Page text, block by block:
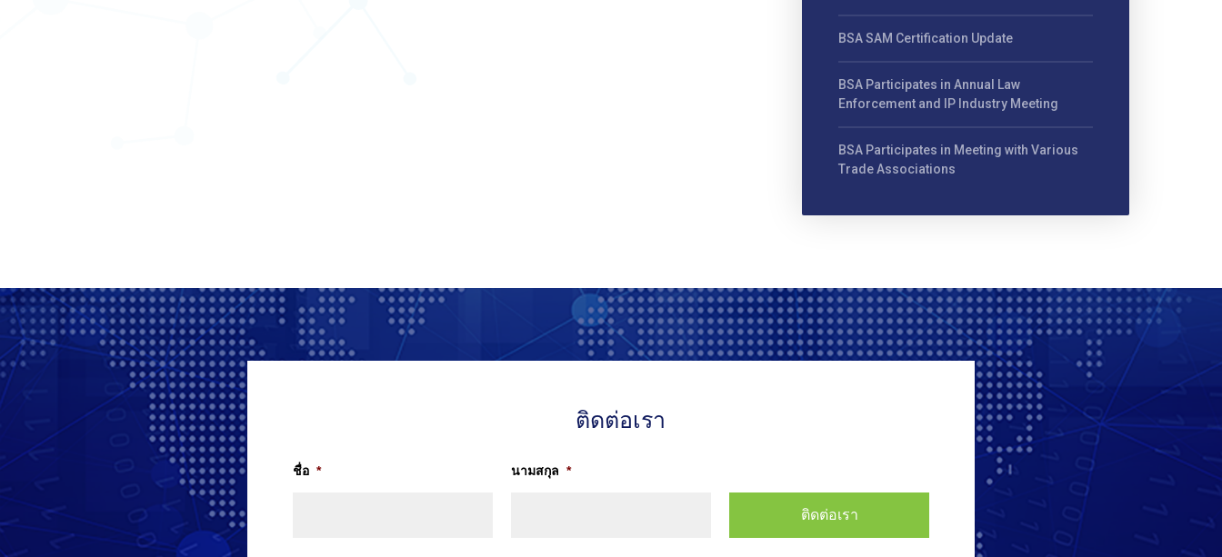
BSA SAM Certification Update
BSA Participates in Annual Law
Enforcement and IP Industry Meeting
BSA Participates in Meeting with Various
Trade Associations
ติดต่อเรา
ชื่อ * นามสกุล *